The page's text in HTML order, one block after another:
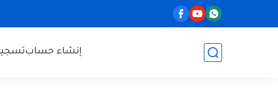
إنشاء حساب